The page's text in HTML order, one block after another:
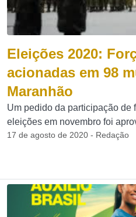
Eleições 2020:
acionadas em 98
Maranhão
Um pedido da participação de
eleições em novembro foi
17 de agosto de 2020 - Redação